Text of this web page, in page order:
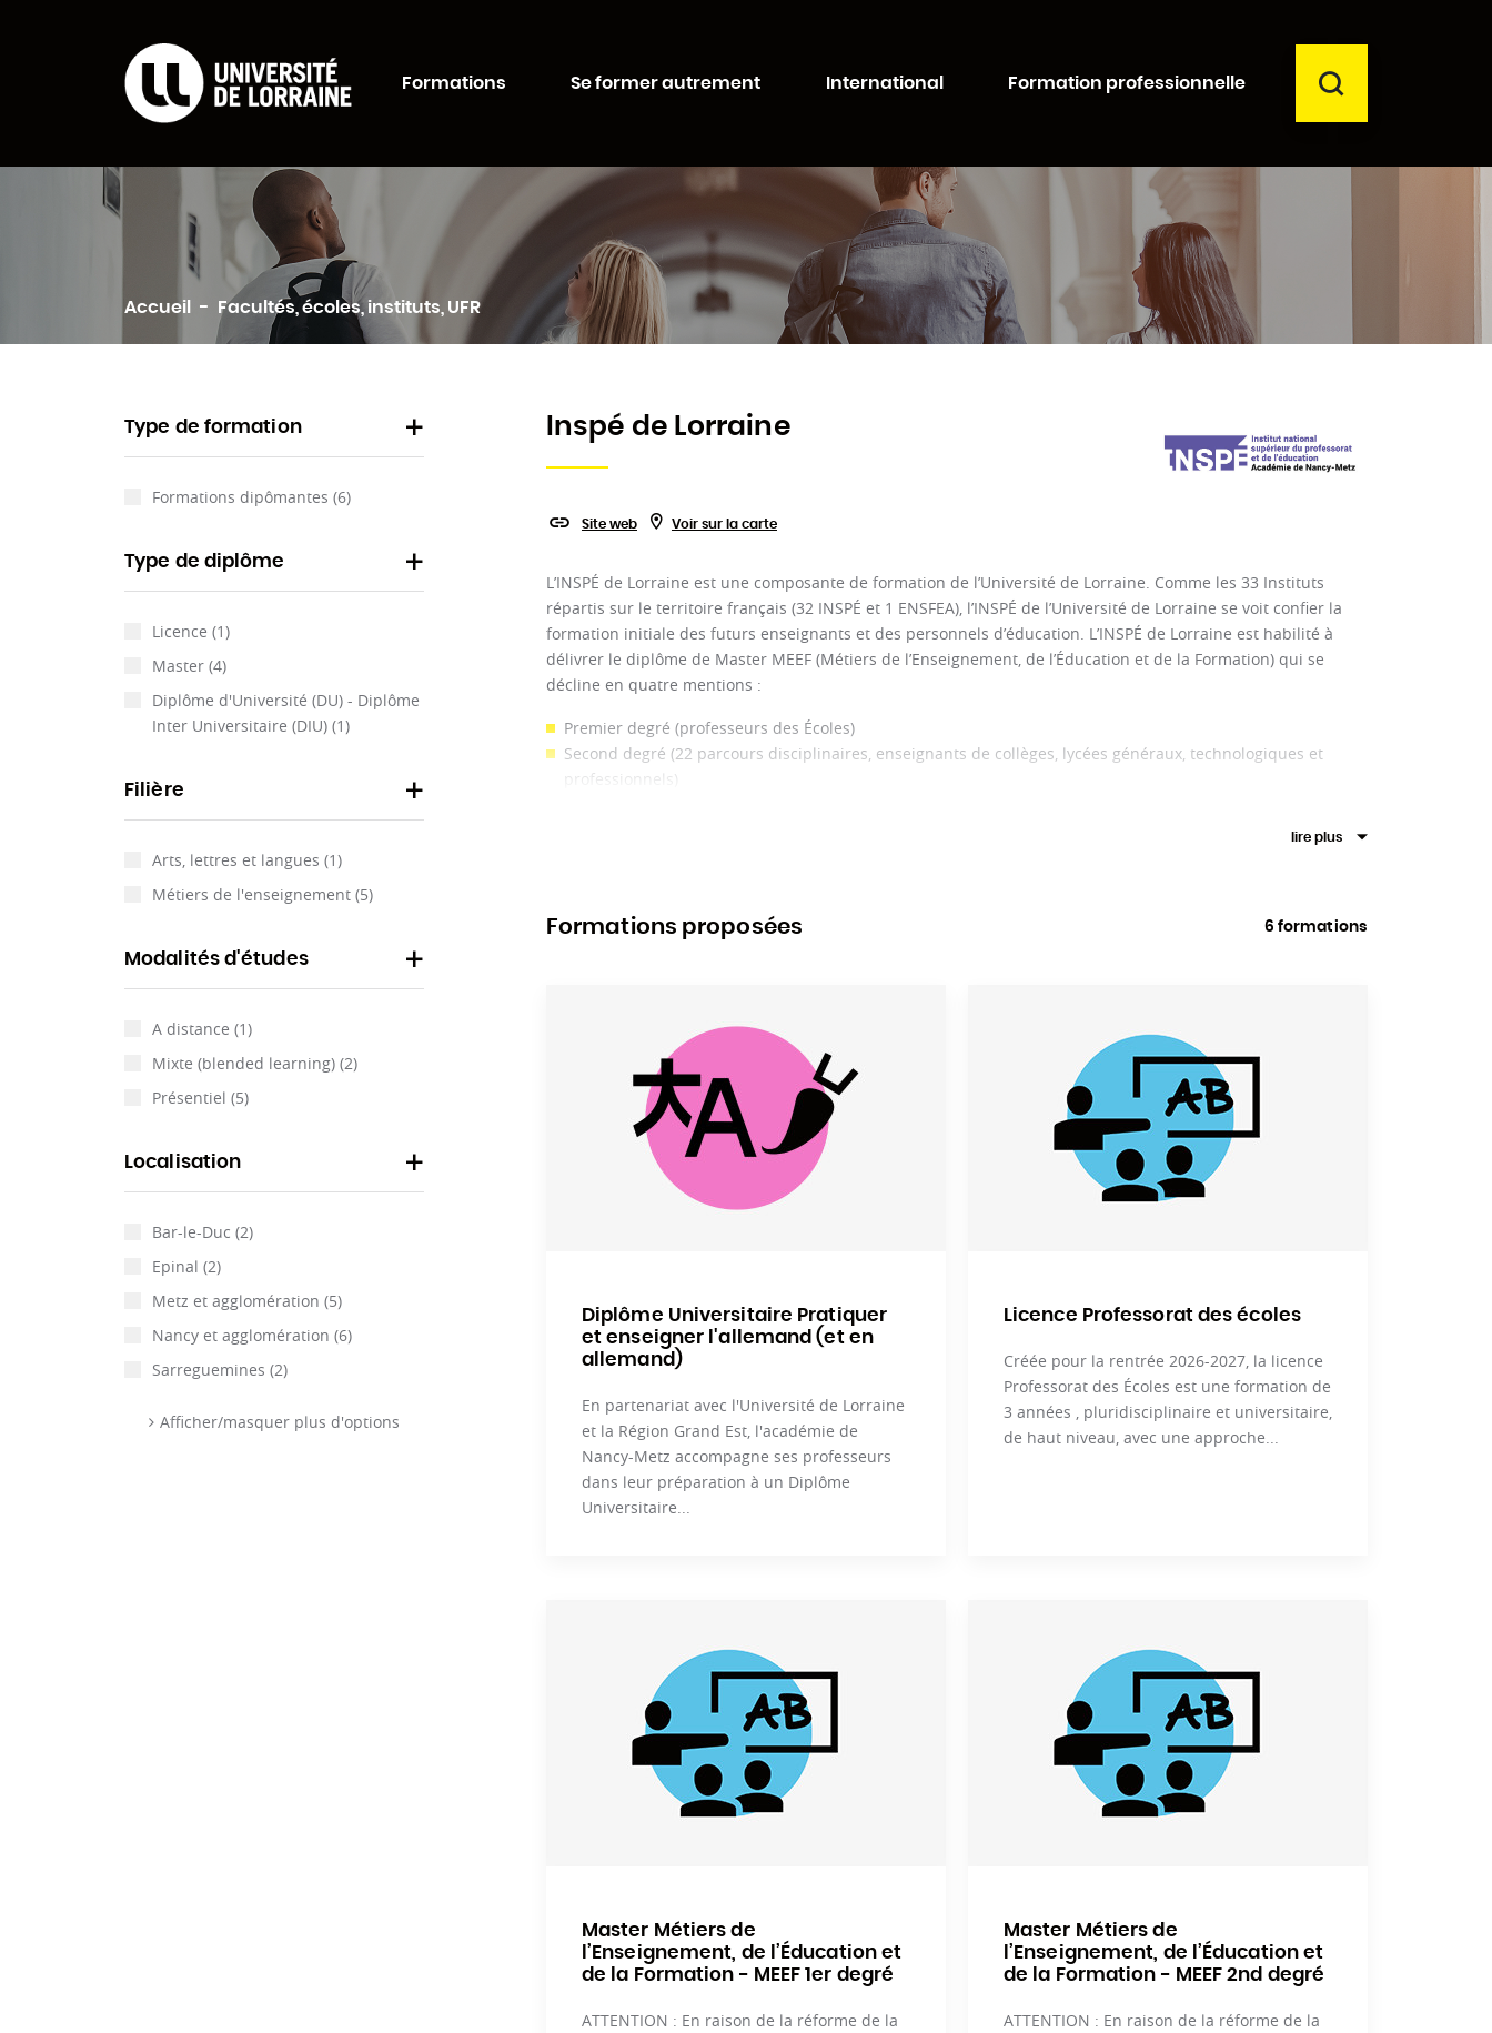
recherche
Formations Se former autrement International Formation professionnelle
Rechercher
Accueil Facultés, écoles, instituts, UFR
Type de formation
Formations dipômantes (6)
Type de diplôme
Licence (1)
Master (4)
Diplôme d'Université (DU) - Diplôme
Inter Universitaire (DIU) (1)
Filière
Arts, lettres et langues (1)
Métiers de l'enseignement (5)
Modalités d'études
A distance (1)
Mixte (blended learning) (2)
Présentiel (5)
Localisation
Bar-le-Duc (2)
Epinal (2)
Metz et agglomération (5)
Nancy et agglomération (6)
Sarreguemines (2)
Afficher/masquer plus d'options
Inspé de Lorraine
Site web Voir sur la carte
L’INSPÉ de Lorraine est une composante de formation de l’Université de Lorraine. Comme les 33 Instituts
répartis sur le territoire français (32 INSPÉ et 1 ENSFEA), l’INSPÉ de l’Université de Lorraine se voit confier la
formation initiale des futurs enseignants et des personnels d’éducation. L’INSPÉ de Lorraine est habilité à
délivrer le diplôme de Master MEEF (Métiers de l’Enseignement, de l’Éducation et de la Formation) qui se
décline en quatre mentions :
Premier degré (professeurs des Écoles)
Second degré (22 parcours disciplinaires, enseignants de collèges, lycées généraux, technologiques et
professionnels)
L'Institut forme donc les futurs enseignants et aussi toute personne se destinant à d’autres métiers de
développement professionnel (Maison pour la science et IREM, formations co-organisées avec le Rectorat ou
Canopé…). Il développe de plus un programme interne de formation spécifique aux formateurs intervenant à
l’INSPÉ. Il participe à la formation des doctorants et des enseignants de l’Université de Lorraine. L’INSPÉ a
aussi une mission de recherche disciplinaire et pédagogique. Il développe enfin des actions de coopération
internationale en éducation (près de 200 étudiants lorrains en master MEEF partent chaque année en stage à
lire plus
Formations proposées 6 formations
Diplôme Universitaire Pratiquer
et enseigner l'allemand (et en
allemand)
En partenariat avec l'Université de Lorraine
et la Région Grand Est, l'académie de
Nancy-Metz accompagne ses professeurs
dans leur préparation à un Diplôme
Universitaire...
Licence Professorat des écoles
Créée pour la rentrée 2026-2027, la licence
Professorat des Écoles est une formation de
3 années , pluridisciplinaire et universitaire,
de haut niveau, avec une approche...
Master Métiers de
l’Enseignement, de l’Éducation et
de la Formation - MEEF 1er degré
ATTENTION : En raison de la réforme de la
Master Métiers de
l’Enseignement, de l’Éducation et
de la Formation - MEEF 2nd degré
ATTENTION : En raison de la réforme de la